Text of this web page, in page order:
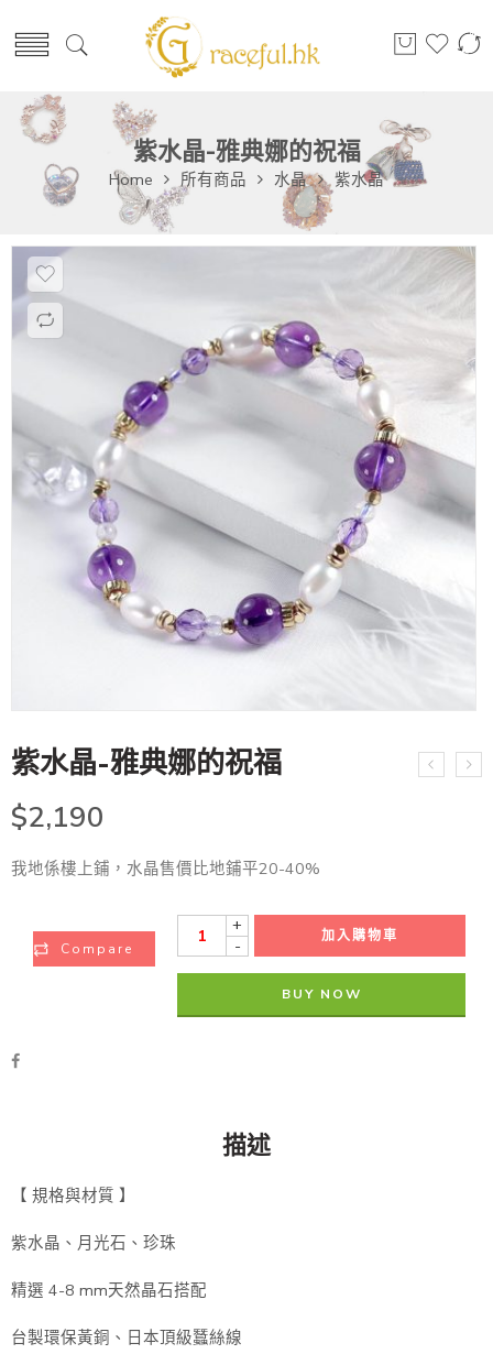
紫水晶-雅典娜的祝福
Home 所有商品 水晶 紫水晶
紫水晶-雅典娜的祝福
$2,190
我地係樓上鋪，水晶售價比地鋪平20-40%
+
-
加入購物車
BUY NOW
Compare
描述
【 規格與材質 】
紫水晶、月光石、珍珠
精選 4-8 mm天然晶石搭配
台製環保黃銅、日本頂級蠶絲線